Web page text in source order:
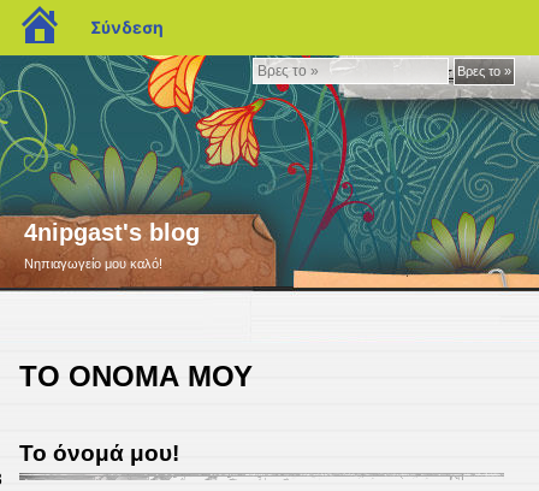
Βρες
το
»
Βρες το »
4nipgast's blog
Νηπιαγωγείο μου καλό!
ΤΟ ΟΝΟΜΑ ΜΟΥ
Το όνομά μου!
blogs.sch.gr
Σύνδεση